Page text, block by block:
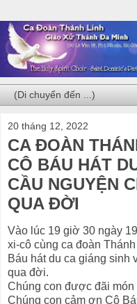
20 tháng 12, 2022
CA ĐOÀN
CÔ BÁU HÁT
CẦU NGUYỆN
QUA ĐỜI
Vào lúc 19 giờ 30 ngày
xi-cô cùng ca đoàn
Báu hát du ca giáng sinh
qua đời.
Chúng con được đãi
Chúng con cảm ơn Cô